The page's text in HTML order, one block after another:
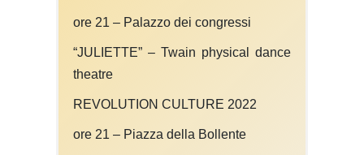
ore 21 – Palazzo dei congressi
“JULIETTE” – Twain physical dance
theatre
REVOLUTION CULTURE 2022
ore 21 – Piazza della Bollente